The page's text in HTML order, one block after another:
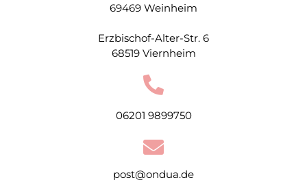
69469 Weinheim
Erzbischof-Alter-Str. 6
68519 Viernheim
06201 9899750
post@ondua.de